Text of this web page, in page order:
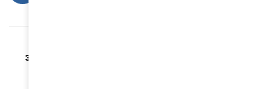
3 soins naturels pour des sourcils plus épais